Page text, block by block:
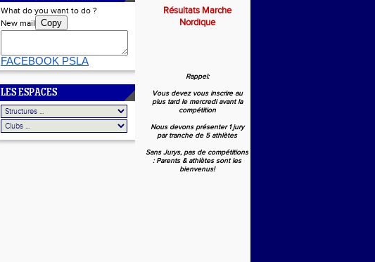
What do you want to do ?
New mail
Copy
FACEBOOK PSLA
LES ESPACES
Résultats Marche
Nordique
Rappel:
Vous devez vous inscrire au
plus tard le mercredi avant la
compétition
Nous devons présenter 1 jury
par tranche de 5 athlètes
Sans Jurys, pas de compétitions
: Parents & athlètes sont les
bienvenus!